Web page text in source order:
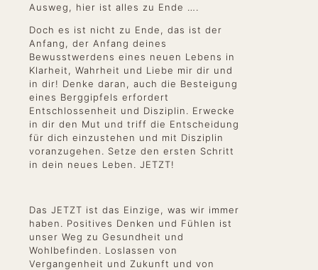
Ausweg, hier ist alles zu Ende ….
Doch es ist nicht zu Ende, das ist der
Anfang, der Anfang deines
Bewusstwerdens eines neuen Lebens in
Klarheit, Wahrheit und Liebe mir dir und
in dir! Denke daran, auch die Besteigung
eines Berggipfels erfordert
Entschlossenheit und Disziplin. Erwecke
in dir den Mut und triff die Entscheidung
für dich einzustehen und mit Disziplin
voranzugehen. Setze den ersten Schritt
in dein neues Leben. JETZT!
Das JETZT ist das Einzige, was wir immer
haben. Positives Denken und Fühlen ist
unser Weg zu Gesundheit und
Wohlbefinden. Loslassen von
Vergangenheit und Zukunft und von